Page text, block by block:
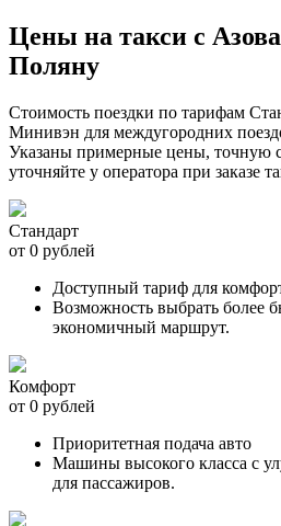
Цены на такси с
Поляну
Стоимость поездки по тарифам
Минивэн для междугородних
Указаны примерные цены, точную
уточняйте у оператора при заказе
Стандарт
от 0 рублей
Доступный тариф для
Возможность выбрать более
экономичный маршрут.
Комфорт
от 0 рублей
Приоритетная подача авто
Машины высокого класса с
для пассажиров.